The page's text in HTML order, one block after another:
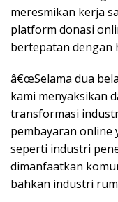
meresmikan kerja
platform donasi
bertepatan dengan
â€œSelama dua
kami menyaksikan
transformasi
pembayaran online
seperti industri
dimanfaatkan
bahkan industri